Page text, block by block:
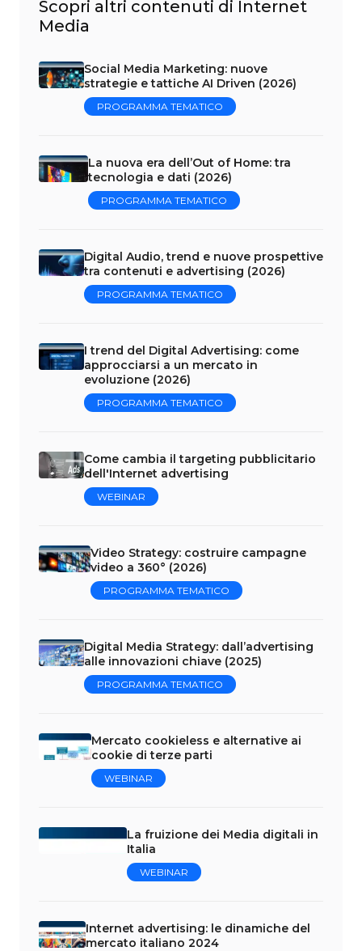
Scopri altri contenuti di Internet
Media
Social Media Marketing: nuove
strategie e tattiche AI Driven (2026)
PROGRAMMA TEMATICO
La nuova era dell’Out of Home: tra
tecnologia e dati (2026)
PROGRAMMA TEMATICO
Digital Audio, trend e nuove prospettive
tra contenuti e advertising (2026)
PROGRAMMA TEMATICO
I trend del Digital Advertising: come
approcciarsi a un mercato in
evoluzione (2026)
PROGRAMMA TEMATICO
Come cambia il targeting pubblicitario
dell'Internet advertising
WEBINAR
Video Strategy: costruire campagne
video a 360° (2026)
PROGRAMMA TEMATICO
Digital Media Strategy: dall’advertising
alle innovazioni chiave (2025)
PROGRAMMA TEMATICO
Mercato cookieless e alternative ai
cookie di terze parti
WEBINAR
La fruizione dei Media digitali in
Italia
WEBINAR
Internet advertising: le dinamiche del
mercato italiano 2024